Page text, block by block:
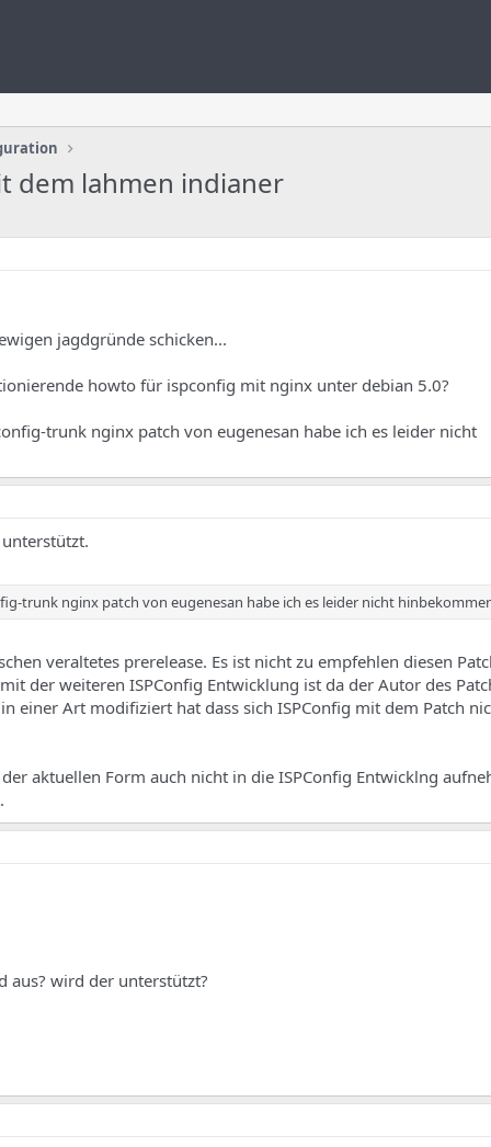
dem lahmen indianer
jagdgründe schicken...
howto für ispconfig mit nginx unter debian 5.0?
trunk nginx patch von eugenesan habe ich es leider nicht
trunk nginx patch von eugenesan habe ich es leider nicht
veraltetes prerelease. Es ist nicht zu empfehlen diesen
der weiteren ISPConfig Entwicklung ist da der Autor des
einer Art modifiziert hat dass sich ISPConfig mit dem Patch
aktuellen Form auch nicht in die ISPConfig Entwicklng
aus? wird der unterstützt?